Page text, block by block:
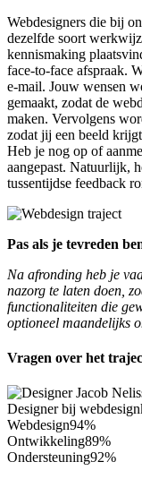
Webdesigners die bij
dezelfde soort
kennismaking
face-to-face afspraak.
e-mail. Jouw wensen
gemaakt, zodat de
maken. Vervolgens
zodat jij een beeld
Heb je nog op of
aangepast. Natuurlijk,
tussentijdse feedback
Pas als je tevreden
Na afronding heb je
nazorg te laten doen,
functionaliteiten die
optioneel maandelijks
Vragen over het
Designer bij
Webdesign94%
Ontwikkeling89%
Ondersteuning92%